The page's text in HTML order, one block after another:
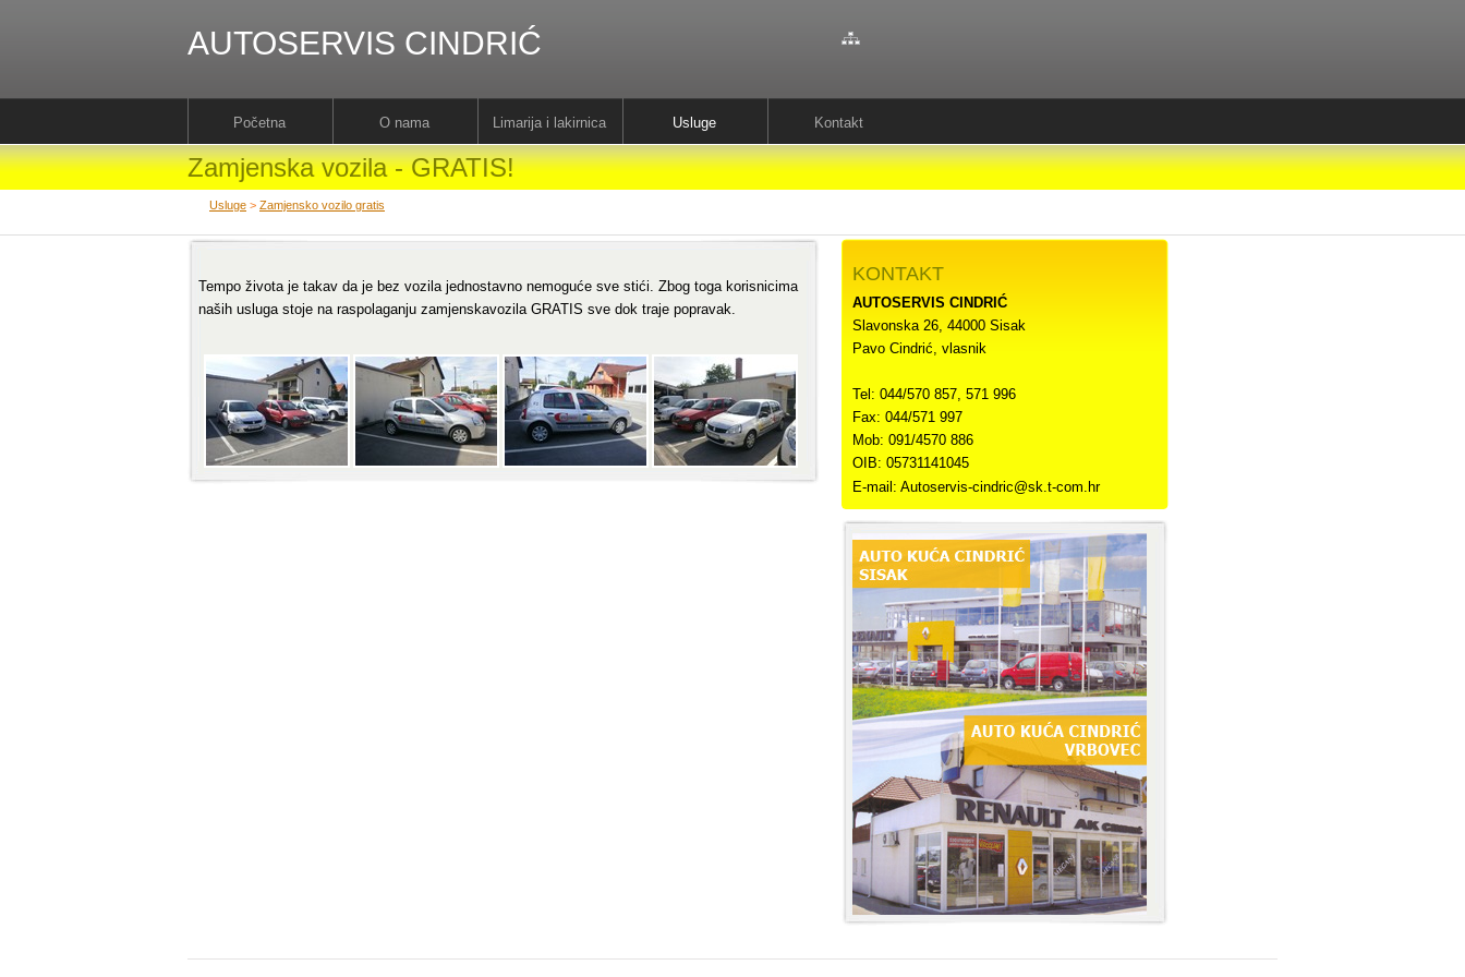
AUTOSERVIS CINDRIĆ
Početna O nama Limarija i lakirnica Usluge Kontakt
Zamjenska vozila - GRATIS!
Usluge > Zamjensko vozilo gratis
Tempo života je takav da je bez vozila jednostavno nemoguće sve stići. Zbog toga korisnicima
naših usluga stoje na raspolaganju zamjenskavozila GRATIS sve dok traje popravak.
KONTAKT
AUTOSERVIS CINDRIĆ
Slavonska 26, 44000 Sisak
Pavo Cindrić, vlasnik
Tel: 044/570 857, 571 996
Fax: 044/571 997
Mob: 091/4570 886
OIB: 05731141045
E-mail: Autoservis-cindric@sk.t-com.hr